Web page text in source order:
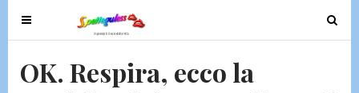
T
o
g
T
o
OK. Respira, ecco la